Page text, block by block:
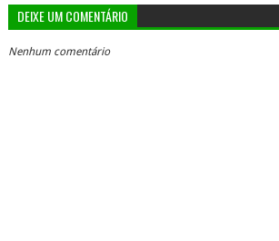
DEIXE UM COMENTÁRIO
Nenhum comentário